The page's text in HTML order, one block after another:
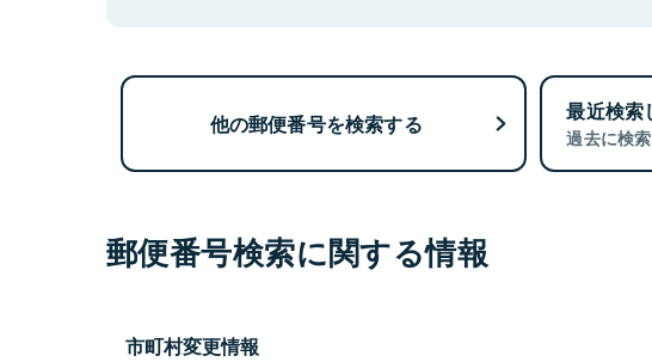
他の郵便番号を検索する 最近検索
過去に検
郵便番号検索に関する情報
市町村変更情報